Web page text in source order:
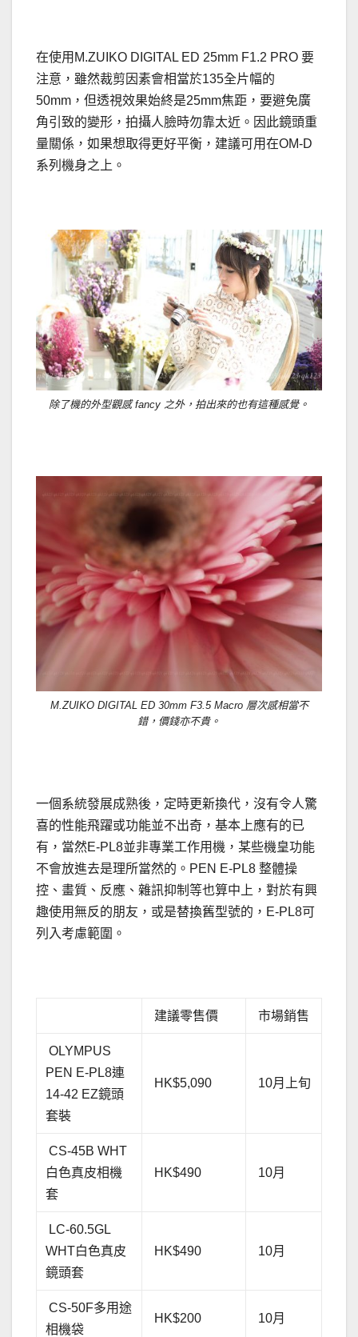
在使用M.ZUIKO DIGITAL ED 25mm F1.2 PRO 要
注意，雖然裁剪因素會相當於135全片幅的
50mm，但透視效果始終是25mm焦距，要避免廣
角引致的變形，拍攝人臉時勿靠太近。因此鏡頭重
量關係，如果想取得更好平衡，建議可用在OM-D
系列機身之上。
除了機的外型觀感 fancy 之外，拍出來的也有這種感覺。
M.ZUIKO DIGITAL ED 30mm F3.5 Macro 層次感相當不
錯，價錢亦不貴。
一個系統發展成熟後，定時更新換代，沒有令人驚
喜的性能飛躍或功能並不出奇，基本上應有的已
有，當然E-PL8並非專業工作用機，某些機皇功能
不會放進去是理所當然的。PEN E-PL8 整體操
控、畫質、反應、雜訊抑制等也算中上，對於有興
趣使用無反的朋友，或是替換舊型號的，E-PL8可
列入考慮範圍。
建議零售價 市場銷售
OLYMPUS
PEN E-PL8連
14-42 EZ鏡頭
套裝
HK$5,090 10月上旬
CS-45B WHT
白色真皮相機
套
HK$490 10月
LC-60.5GL
WHT白色真皮
鏡頭套
HK$490 10月
CS-50F多用途
相機袋
HK$200 10月